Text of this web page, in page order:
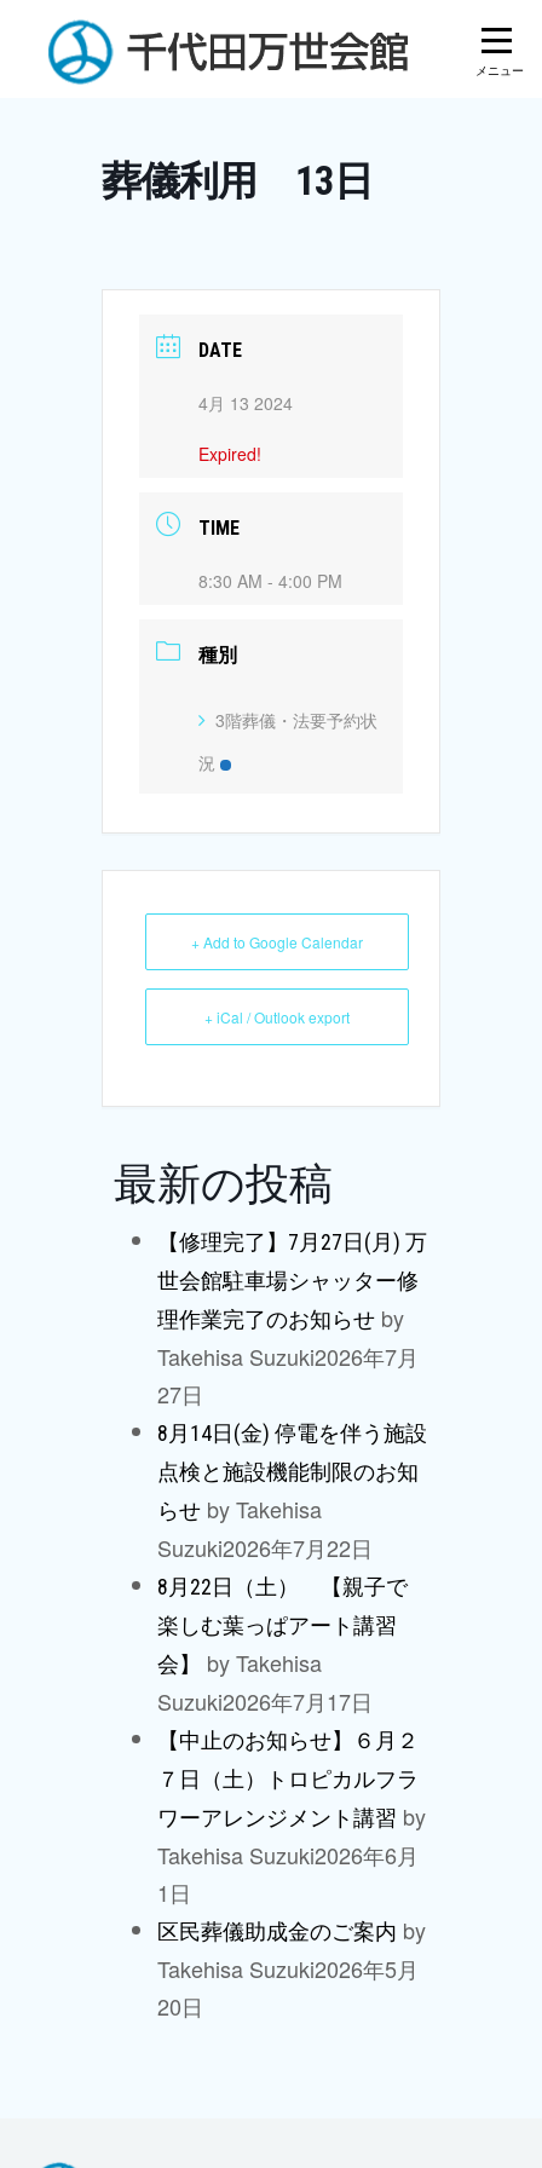
content
葬儀利用 13日
DATE
4月 13 2024
Expired!
TIME
8:30 AM - 4:00 PM
種別
3階葬儀・法要予約状
況
+ Add to Google Calendar
+ iCal / Outlook export
最新の投稿
【修理完了】7月27日(月) 万
世会館駐車場シャッター修
理作業完了のお知らせ by
Takehisa Suzuki2026年7月
27日
8月14日(金) 停電を伴う施設
点検と施設機能制限のお知
らせ by Takehisa
Suzuki2026年7月22日
8月22日（土） 【親子で
楽しむ葉っぱアート講習
会】
by Takehisa
Suzuki2026年7月17日
【中止のお知らせ】６月２
７日（土）トロピカルフラ
ワーアレンジメント講習 by
Takehisa Suzuki2026年6月
1日
区民葬儀助成金のご案内 by
Takehisa Suzuki2026年5月
20日